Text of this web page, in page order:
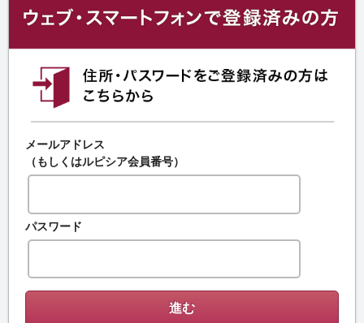
メールアドレス
（もしくはルピシア会員番号）
パスワード